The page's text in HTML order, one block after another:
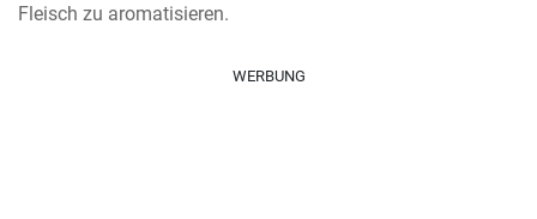
Fleisch zu aromatisieren.
WERBUNG